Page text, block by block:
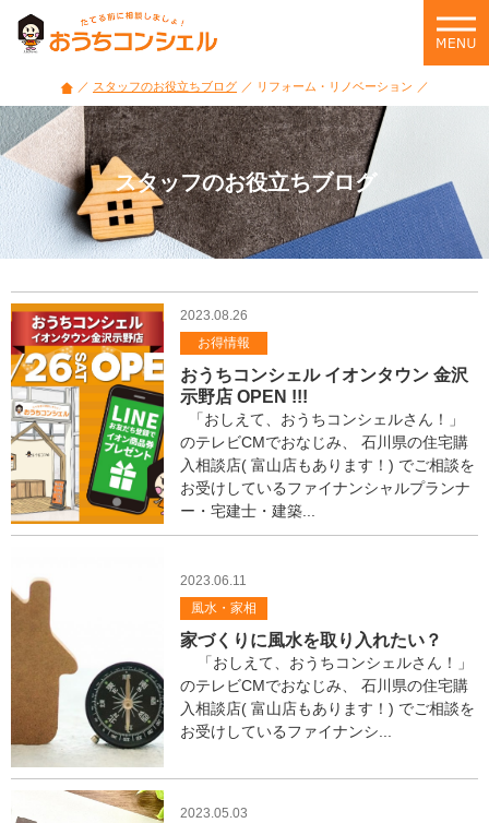
宅
ロ
ー
ン・
住
ま
い
び
悩
み
に
役
立
つ
ス
タ
ッ
スタッフのお役立ちブログ リフォーム・リノベーション
スタッフのお役立ちブログ
2023.08.26
お得情報
おうちコンシェル イオンタウン 金沢
示野店 OPEN !!!
「おしえて、おうちコンシェルさん！」
のテレビCMでおなじみ、 石川県の住宅購
入相談店( 富山店もあります！) でご相談を
お受けしているファイナンシャルプランナ
ー・宅建士・建築...
2023.06.11
風水・家相
家づくりに風水を取り入れたい？
「おしえて、おうちコンシェルさん！」
のテレビCMでおなじみ、 石川県の住宅購
入相談店( 富山店もあります！) でご相談を
お受けしているファイナンシ...
2023.05.03